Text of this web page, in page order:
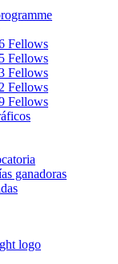
Fellows
Fellows
Fellows
Fellows
Fellows
ganadoras